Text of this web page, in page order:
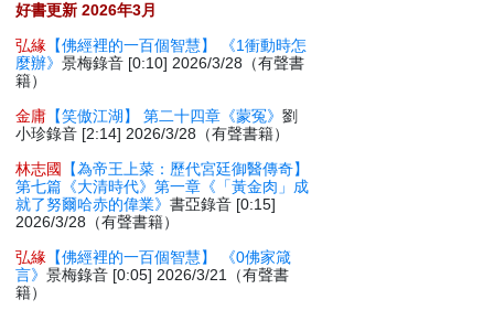
好書更新 2026年3月
弘緣 【佛經裡的一百個智慧】 《1衝動時怎
麼辦》景梅錄音 [0:10] 2026/3/28（有聲書
籍）
金庸 【笑傲江湖】 第二十四章《蒙冤》劉
小珍錄音 [2:14] 2026/3/28（有聲書籍）
林志國
【為帝王上菜：歷代宮廷御醫傳奇】
第七篇《大清時代》第一章《「黃金肉」成
就了努爾哈赤的偉業》書亞錄音 [0:15]
2026/3/28（有聲書籍）
弘緣 【佛經裡的一百個智慧】 《0佛家箴
言》景梅錄音 [0:05] 2026/3/21（有聲書
籍）